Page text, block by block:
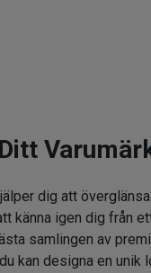
dig att
känna igen dig från
samlingen av
kan designa en unik